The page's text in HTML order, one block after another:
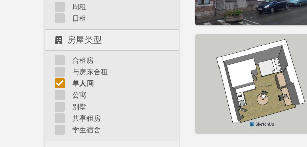
周租
日租
房屋类型
合租房
与房东合租
单人间
公寓
别墅
共享租房
学生宿舍
实用信息
实用信息
545 €
水电费: 50 €
12个月
住房登记: 有登记条件